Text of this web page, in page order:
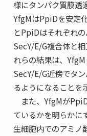
様にタンパク質膜透
YfgMはPpiDを安定
とPpiDはそれぞれ
SecY/E/G複合体と
れらの結果は、
SecY/E/G近傍でタ
るようになることを
また、YfgMが
ているかを明らかに
生細胞内でのアミノ